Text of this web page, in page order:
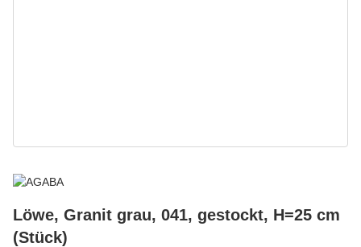
Löwe, Granit grau, 041, gestockt, H=25 cm
(Stück)